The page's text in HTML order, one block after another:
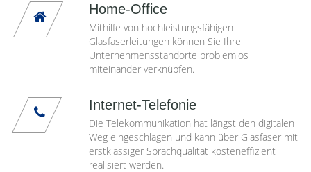
Home-Office
Mithilfe von hochleistungsfähigen
Glasfaserleitungen können Sie Ihre
Unternehmensstandorte problemlos
miteinander verknüpfen.
Internet-Telefonie
Die Telekommunikation hat längst den digitalen
Weg eingeschlagen und kann über Glasfaser mit
erstklassiger Sprachqualität kosteneffizient
realisiert werden.